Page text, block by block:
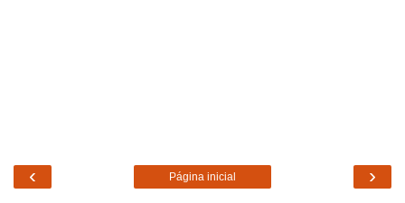
‹ ›
Página inicial